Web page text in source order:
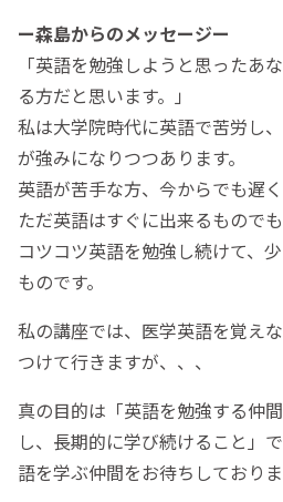
ー森島からのメッセージー
「英語を勉強しようと思ったあ
る方だと思います。」
私は大学院時代に英語で苦労し
が強みになりつつあります。
英語が苦手な方、今からでも遅く
ただ英語はすぐに出来るものでも
コツコツ英語を勉強し続けて、
ものです。
私の講座では、医学英語を覚え
つけて行きますが、、、
真の目的は「英語を勉強する仲
し、長期的に学び続けること」
語を学ぶ仲間をお待ちしておりま